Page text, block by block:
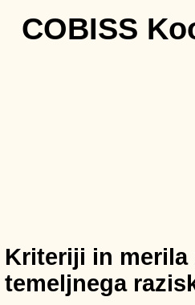
COBISS
Kriteriji in
temeljnega